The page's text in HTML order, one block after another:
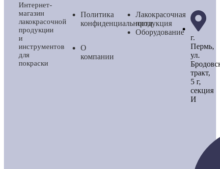
Интернет-
магазин
лакокрасочной
продукции
и
инструментов
для
покраски
Политика
конфиденциальности
О
компании
Лакокрасочная
продукция
Оборудование
г.
Пермь,
ул.
тракт,
5 г,
секция
И